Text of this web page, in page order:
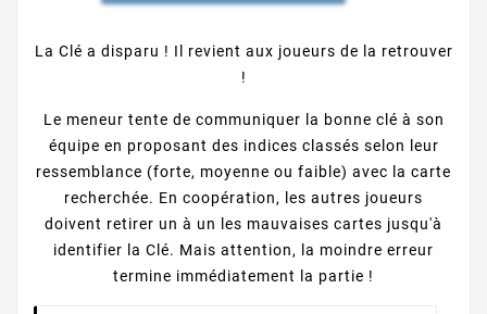
La Clé a disparu ! Il revient aux joueurs de la retrouver
!
Le meneur tente de communiquer la bonne clé à son
équipe en proposant des indices classés selon leur
ressemblance (forte, moyenne ou faible) avec la carte
recherchée. En coopération, les autres joueurs
doivent retirer un à un les mauvaises cartes jusqu'à
identifier la Clé. Mais attention, la moindre erreur
termine immédiatement la partie !